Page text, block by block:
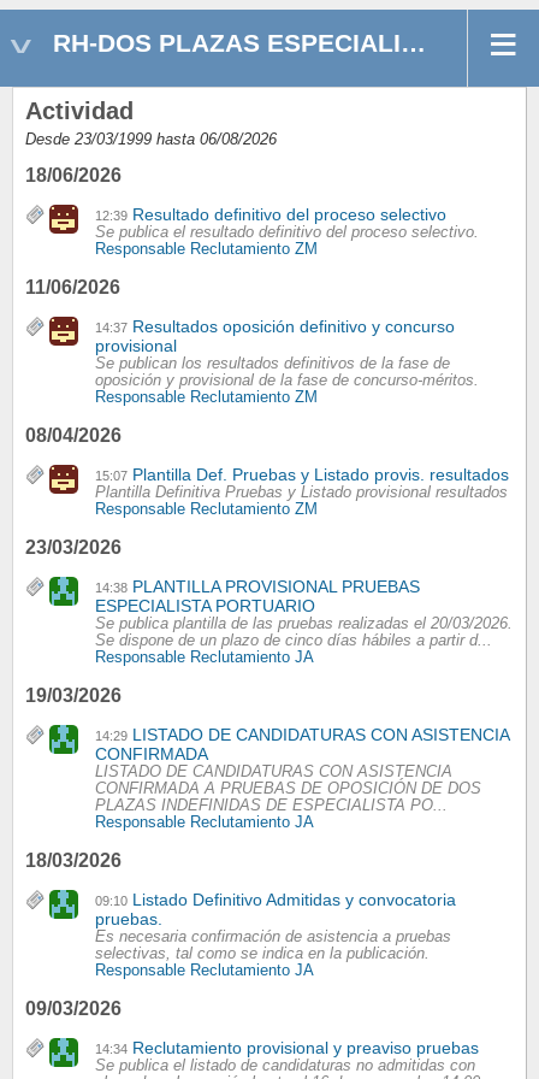
RH-DOS PLAZAS ESPECIALISTA PORTUARIO(A)
Actividad
Desde 23/03/1999 hasta 06/08/2026
18/06/2026
12:39 Resultado definitivo del proceso selectivo
Se publica el resultado definitivo del proceso selectivo.
Responsable Reclutamiento ZM
11/06/2026
14:37 Resultados oposición definitivo y concurso
provisional
Se publican los resultados definitivos de la fase de
oposición y provisional de la fase de concurso-méritos.
Responsable Reclutamiento ZM
08/04/2026
15:07 Plantilla Def. Pruebas y Listado provis. resultados
Plantilla Definitiva Pruebas y Listado provisional resultados
Responsable Reclutamiento ZM
23/03/2026
14:38 PLANTILLA PROVISIONAL PRUEBAS
ESPECIALISTA PORTUARIO
Se publica plantilla de las pruebas realizadas el 20/03/2026.
Se dispone de un plazo de cinco días hábiles a partir d...
Responsable Reclutamiento JA
19/03/2026
14:29 LISTADO DE CANDIDATURAS CON ASISTENCIA
CONFIRMADA
LISTADO DE CANDIDATURAS CON ASISTENCIA
CONFIRMADA A PRUEBAS DE OPOSICIÓN DE DOS
PLAZAS INDEFINIDAS DE ESPECIALISTA PO...
Responsable Reclutamiento JA
18/03/2026
09:10 Listado Definitivo Admitidas y convocatoria
pruebas.
Es necesaria confirmación de asistencia a pruebas
selectivas, tal como se indica en la publicación.
Responsable Reclutamiento JA
09/03/2026
14:34 Reclutamiento provisional y preaviso pruebas
Se publica el listado de candidaturas no admitidas con